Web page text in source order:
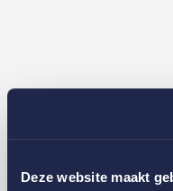
Deze website maakt